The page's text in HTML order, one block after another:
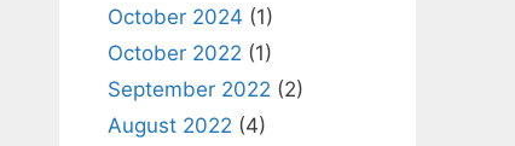
October 2024 (1)
October 2022 (1)
September 2022 (2)
August 2022 (4)